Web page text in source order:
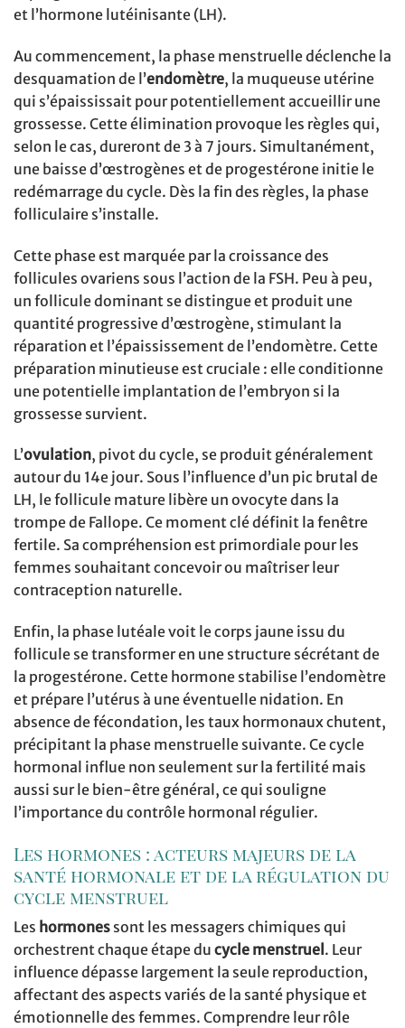
et l’hormone lutéinisante (LH).
Au commencement, la phase menstruelle déclenche la
desquamation de l’endomètre, la muqueuse utérine
qui s’épaississait pour potentiellement accueillir une
grossesse. Cette élimination provoque les règles qui,
selon le cas, dureront de 3 à 7 jours. Simultanément,
une baisse d’œstrogènes et de progestérone initie le
redémarrage du cycle. Dès la fin des règles, la phase
folliculaire s’installe.
Cette phase est marquée par la croissance des
follicules ovariens sous l’action de la FSH. Peu à peu,
un follicule dominant se distingue et produit une
quantité progressive d’œstrogène, stimulant la
réparation et l’épaississement de l’endomètre. Cette
préparation minutieuse est cruciale : elle conditionne
une potentielle implantation de l’embryon si la
grossesse survient.
L’ovulation, pivot du cycle, se produit généralement
autour du 14e jour. Sous l’influence d’un pic brutal de
LH, le follicule mature libère un ovocyte dans la
trompe de Fallope. Ce moment clé définit la fenêtre
fertile. Sa compréhension est primordiale pour les
femmes souhaitant concevoir ou maîtriser leur
contraception naturelle.
Enfin, la phase lutéale voit le corps jaune issu du
follicule se transformer en une structure sécrétant de
la progestérone. Cette hormone stabilise l’endomètre
et prépare l’utérus à une éventuelle nidation. En
absence de fécondation, les taux hormonaux chutent,
précipitant la phase menstruelle suivante. Ce cycle
hormonal influe non seulement sur la fertilité mais
aussi sur le bien-être général, ce qui souligne
l’importance du contrôle hormonal régulier.
Les hormones : acteurs majeurs de la
santé hormonale et de la régulation du
cycle menstruel
Les hormones sont les messagers chimiques qui
orchestrent chaque étape du cycle menstruel . Leur
influence dépasse largement la seule reproduction,
affectant des aspects variés de la santé physique et
émotionnelle des femmes. Comprendre leur rôle